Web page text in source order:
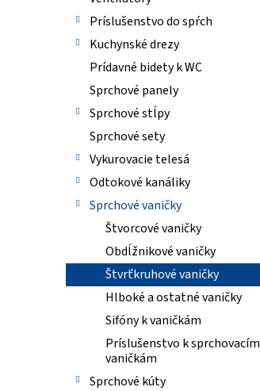
Príslušenstvo do spŕch
Kuchynské drezy
Prídavné bidety k WC
Sprchové panely
Sprchové stĺpy
Sprchové sety
Vykurovacie telesá
Odtokové kanáliky
Sprchové vaničky
Štvorcové vaničky
Obdĺžnikové vaničky
Štvrťkruhové vaničky
Hlboké a ostatné vaničky
Sifóny k vaničkám
Príslušenstvo k sprchovacím
vaničkám
Sprchové kúty